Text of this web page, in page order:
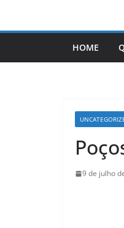
HOME
9 de julho